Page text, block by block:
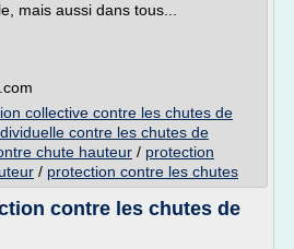
mais aussi dans tous...
collective contre les chutes de
contre les chutes de
chute hauteur / protection
/ protection contre les chutes
contre les chutes de